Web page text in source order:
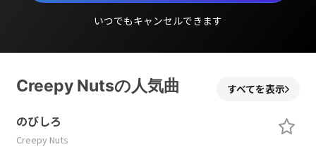
いつでもキャンセルできます
Creepy Nutsの人気曲 すべてを表示
のびしろ
Creepy Nuts